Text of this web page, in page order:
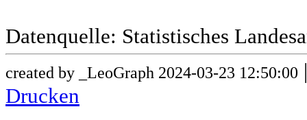
Datenquelle: Statistisches
created by _LeoGraph 2024-03-23 12:50:00
Drucken